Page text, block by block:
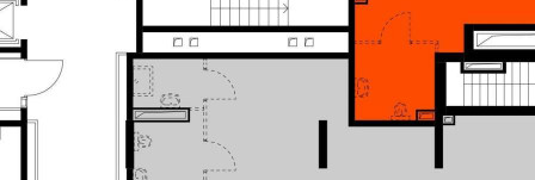
Характеристики
О помещении
Где находится
Контакты
Другие объявления
Характеристики помещения